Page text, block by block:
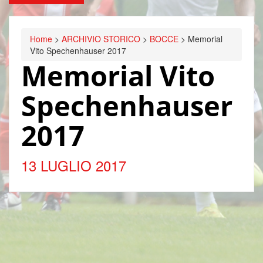
Home > ARCHIVIO STORICO > BOCCE > Memorial
Vito Spechenhauser 2017
Memorial Vito
Spechenhauser
2017
13 LUGLIO 2017